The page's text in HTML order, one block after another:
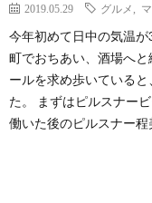
2019.05.29 グルメ
今年初めて日中の気温
町でおちあい、酒場へ
ールを求め歩いている
た。 まずはピルスナー
働いた後のピルスナー